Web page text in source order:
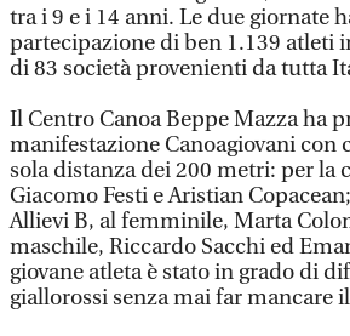
tra i 9 e i 14 anni. Le due giornate
partecipazione di ben 1.139 atleti
di 83 società provenienti da tutta
Il Centro Canoa Beppe Mazza ha
manifestazione Canoagiovani con
sola distanza dei 200 metri: per la
Giacomo Festi e Aristian
Allievi B, al femminile, Marta
maschile, Riccardo Sacchi ed
giovane atleta è stato in grado di
giallorossi senza mai far mancare